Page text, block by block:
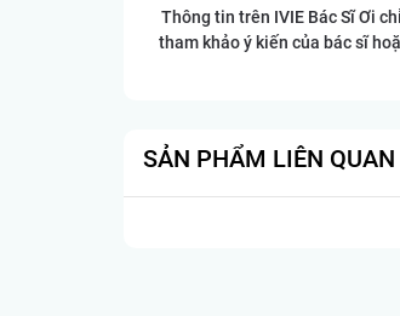
Thông tin trên IVIE Bác Sĩ Ơi
tham khảo ý kiến của bác sĩ
SẢN PHẨM LIÊN QUAN